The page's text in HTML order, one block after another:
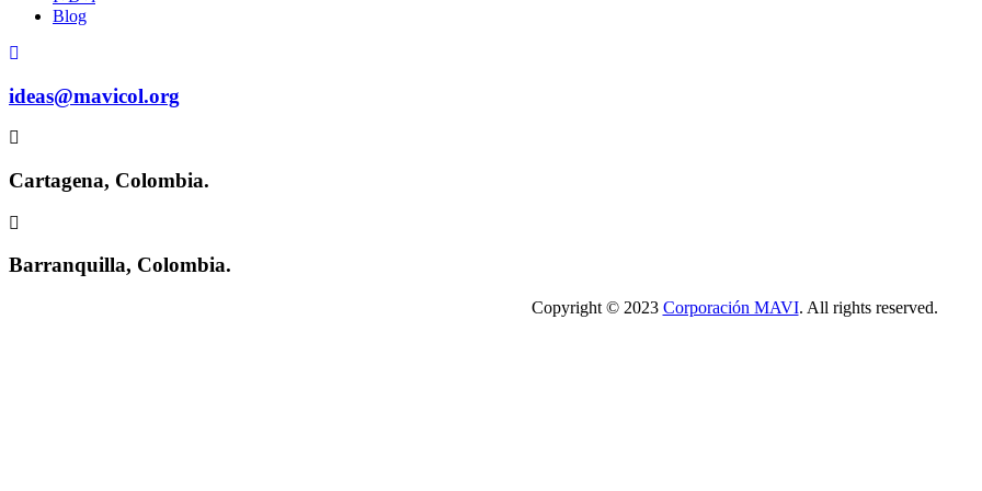
Blog
ideas@mavicol.org
Cartagena, Colombia.
Barranquilla, Colombia.
Copyright © 2023 Corporación MAVI. All rights reserved.